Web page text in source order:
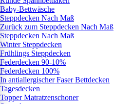
Baby-Bettwäsche
Steppdecken Nach Maß
Zurück zum Steppdecken Nach Maß
Steppdecken Nach Maß
Winter Steppdecken
Frühlings Steppdecken
Federdecken 90-10%
Federdecken 100%
In antiallergischer Faser Bettdecken
Tagesdecken
Topper Matratzenschoner